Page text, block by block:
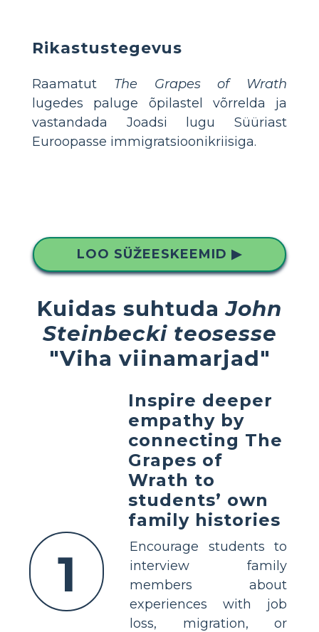
Rikastustegevus
Raamatut The Grapes of Wrath
lugedes paluge õpilastel võrrelda ja
vastandada Joadsi lugu Süüriast
Euroopasse immigratsioonikriisiga.
LOO SÜŽEESKEEMID ▶
Kuidas suhtudaJohn
Steinbecki teosesse
"Viha viinamarjad"
1
Inspire deeper
empathy by
connecting The
Grapes of
Wrath to
students’ own
family histories
Encourage students to
interview family
members about
experiences with job
loss, migration, or